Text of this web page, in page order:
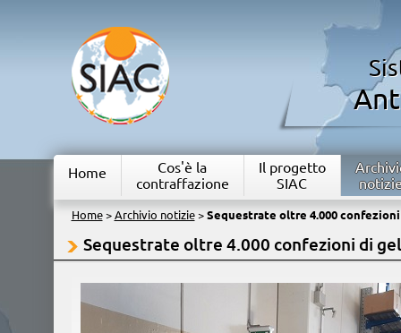
Home
Cos'è la
contraffazione
Il progetto
SIAC
Home> Archivio notizie> Sequestrate oltre 4.000
Sequestrate oltre 4.000 confezioni di